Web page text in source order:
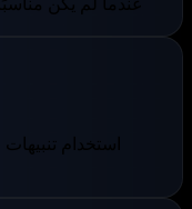
- تم إصلاح إخفاء عرض 'Not My Scooter' عندما لم يكن مناسبًا
- استخدام